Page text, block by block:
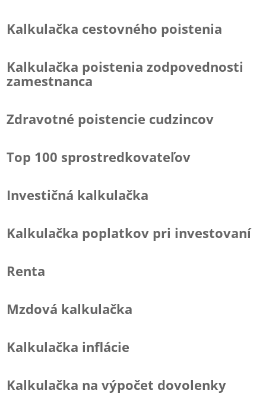
Kalkulačka cestovného poistenia
Kalkulačka poistenia zodpovednosti
zamestnanca
Zdravotné poistencie cudzincov
Top 100 sprostredkovateľov
Investičná kalkulačka
Kalkulačka poplatkov pri investovaní
Renta
Mzdová kalkulačka
Kalkulačka inflácie
Kalkulačka na výpočet dovolenky